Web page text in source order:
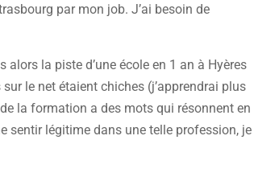
par mon job. J’ai besoin de
la piste d’une école en 1 an à Hyères
le net étaient chiches (j’apprendrai plus
la formation a des mots qui résonnent en
sentir légitime dans une telle profession, je